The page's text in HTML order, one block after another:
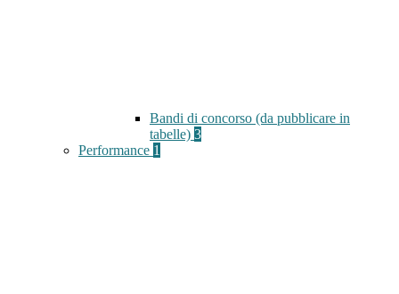
Bandi di concorso (da pubblicare in
tabelle) 3
Performance 1